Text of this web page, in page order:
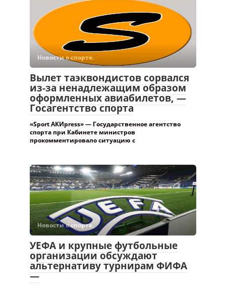
Вылет таэквондистов сорвался
из-за ненадлежащим образом
оформленных авиабилетов, —
Госагентство спорта
«Sport АКИpress» — Государственное агентство
спорта при Кабинете министров
прокомментировало ситуацию с
УЕФА и крупные футбольные
организации обсуждают
альтернативу турнирам ФИФА
—
Союз европейских футбольных ассоциаций (УЕФА),
Азиатская конфедерация футбола (AFC) и